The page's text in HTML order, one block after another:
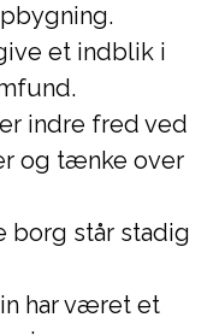
et indblik i
indre fred ved
og tænke over
borg står stadig
har været et